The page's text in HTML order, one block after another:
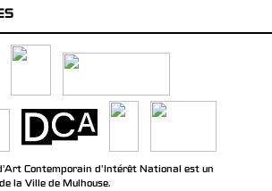
Contemporain d’Intérêt National est un
la Ville de Mulhouse.